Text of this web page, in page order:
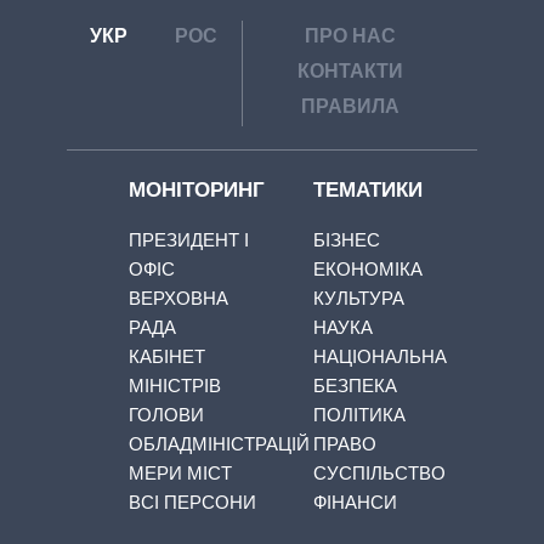
УКР РОС
ПРО НАС
КОНТАКТИ
ПРАВИЛА
МОНІТОРИНГ
ПРЕЗИДЕНТ І
ОФІС
ВЕРХОВНА
РАДА
КАБІНЕТ
МІНІСТРІВ
ГОЛОВИ
ОБЛАДМІНІСТРАЦІЙ
МЕРИ МІСТ
ВСІ ПЕРСОНИ
ТЕМАТИКИ
БІЗНЕС
ЕКОНОМІКА
КУЛЬТУРА
НАУКА
НАЦІОНАЛЬНА
БЕЗПЕКА
ПОЛІТИКА
ПРАВО
СУСПІЛЬСТВО
ФІНАНСИ